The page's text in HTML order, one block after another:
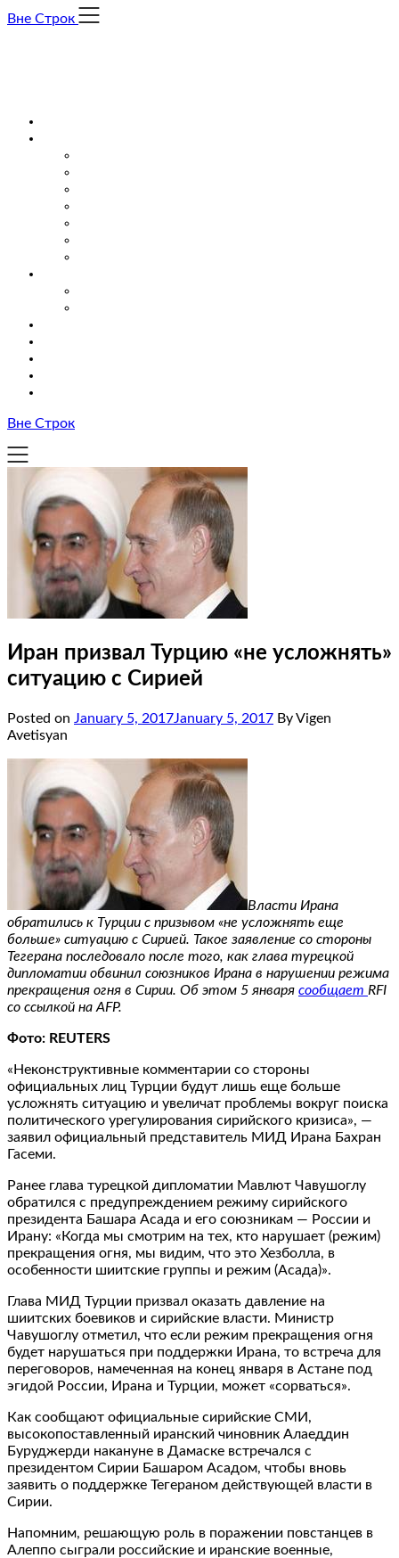
Skip
Вне Строк
Вне Строк
Иран призвал Турцию «не усложнять»
ситуацию с Сирией
Posted on January 5, 2017January 5, 2017 By Vigen
Avetisyan
Власти Ирана
обратились к Турции с призывом «не усложнять еще
больше» ситуацию с Сирией. Такое заявление со стороны
Тегерана последовало после того, как глава турецкой
дипломатии обвинил союзников Ирана в нарушении режима
прекращения огня в Сирии. Об этом 5 января сообщает RFI
со ссылкой на AFP.
Фото: REUTERS
«Неконструктивные комментарии со стороны
официальных лиц Турции будут лишь еще больше
усложнять ситуацию и увеличат проблемы вокруг поиска
политического урегулирования сирийского кризиса», —
заявил официальный представитель МИД Ирана Бахран
Гасеми.
Ранее глава турецкой дипломатии Мавлют Чавушоглу
обратился с предупреждением режиму сирийского
президента Башара Асада и его союзникам — России и
Ирану: «Когда мы смотрим на тех, кто нарушает (режим)
прекращения огня, мы видим, что это Хезболла, в
особенности шиитские группы и режим (Асада)».
Глава МИД Турции призвал оказать давление на
шиитских боевиков и сирийские власти. Министр
Чавушоглу отметил, что если режим прекращения огня
будет нарушаться при поддержки Ирана, то встреча для
переговоров, намеченная на конец января в Астане под
эгидой России, Ирана и Турции, может «сорваться».
Как сообщают официальные сирийские СМИ,
высокопоставленный иранский чиновник Алаеддин
Буруджерди накануне в Дамаске встречался с
президентом Сирии Башаром Асадом, чтобы вновь
заявить о поддержке Тегераном действующей власти в
Сирии.
Напомним, решающую роль в поражении повстанцев в
Алеппо сыграли российские и иранские военные,